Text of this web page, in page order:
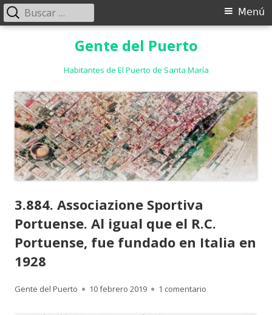
Gente del Puerto
Habitantes de El Puerto de Santa María
Menú
Menú
Buscar:
3.884. Associazione Sportiva
Portuense. Al igual que el R.C.
Portuense, fue fundado en Italia en
1928
Autor
Gente del Puerto
Publicado
10 febrero 2019 1 comentario